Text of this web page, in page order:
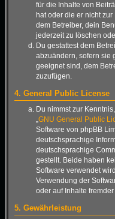
für die Inhalte von
hat oder die er nicht
dem Betreiber, dein
jederzeit zu löschen
Du gestattest dem
abzuändern, sofern sie
geeignet sind, dem
zuzufügen.
4. General Public License
Du nimmst zur
„GNU General Public
Software von phpBB
deutschsprachige
deutschsprachige
gestellt. Beide haben
Software verwendet
Verwendung der
oder auf Inhalte
5. Gewährleistung